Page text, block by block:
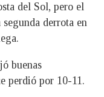
del Sol, pero el
derrota en
buenas
perdió por 10-11.